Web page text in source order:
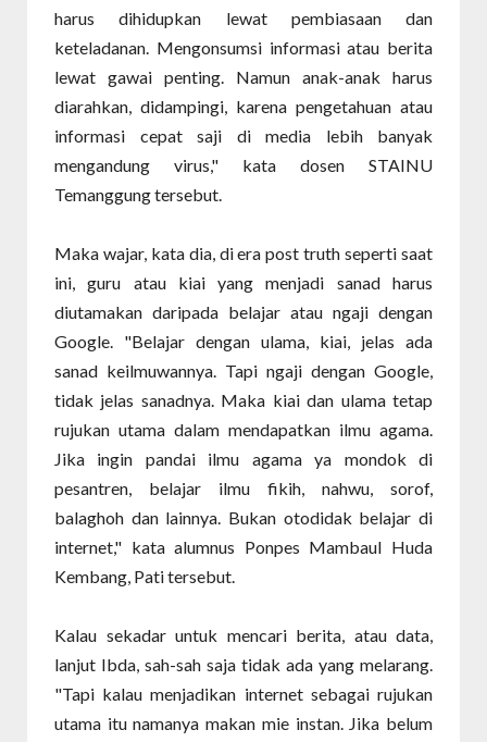
harus dihidupkan lewat pembiasaan dan
keteladanan. Mengonsumsi informasi atau berita
lewat gawai penting. Namun anak-anak harus
diarahkan, didampingi, karena pengetahuan atau
informasi cepat saji di media lebih banyak
mengandung virus," kata dosen STAINU
Temanggung tersebut.
Maka wajar, kata dia, di era post truth seperti saat
ini, guru atau kiai yang menjadi sanad harus
diutamakan daripada belajar atau ngaji dengan
Google. "Belajar dengan ulama, kiai, jelas ada
sanad keilmuwannya. Tapi ngaji dengan Google,
tidak jelas sanadnya. Maka kiai dan ulama tetap
rujukan utama dalam mendapatkan ilmu agama.
Jika ingin pandai ilmu agama ya mondok di
pesantren, belajar ilmu fikih, nahwu, sorof,
balaghoh dan lainnya. Bukan otodidak belajar di
internet," kata alumnus Ponpes Mambaul Huda
Kembang, Pati tersebut.
Kalau sekadar untuk mencari berita, atau data,
lanjut Ibda, sah-sah saja tidak ada yang melarang.
"Tapi kalau menjadikan internet sebagai rujukan
utama itu namanya makan mie instan. Jika belum